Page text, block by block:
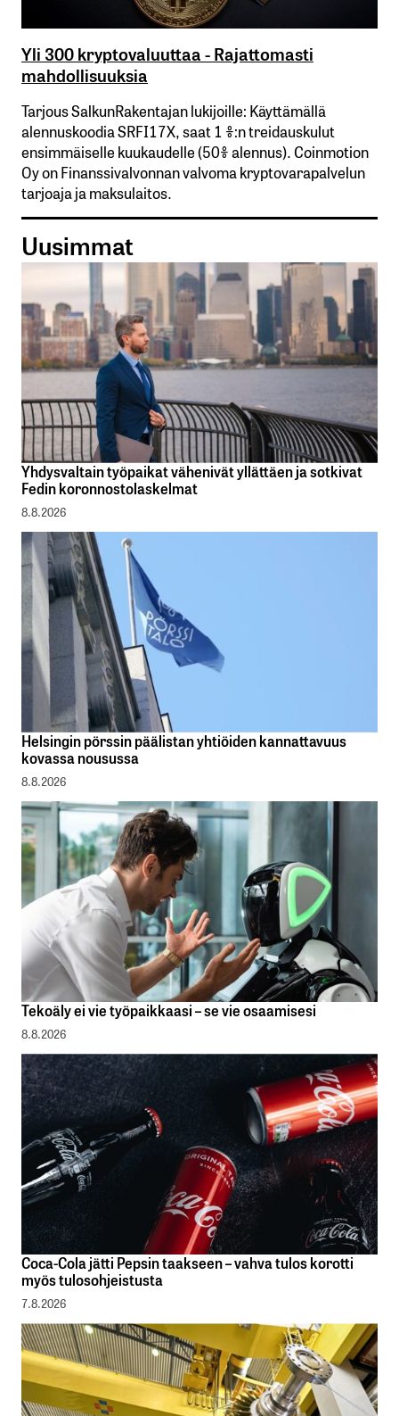
Yli 300 kryptovaluuttaa - Rajattomasti
mahdollisuuksia
Tarjous SalkunRakentajan lukijoille: Käyttämällä​ ​
alennuskoodia​ ​SRFI17X,​ ​saat​ ​1 %:n treidauskulut​ ​
ensimmäiselle​ ​kuukaudelle​ ​(50%​ ​alennus). Coinmotion
Oy on Finanssivalvonnan valvoma kryptovarapalvelun
tarjoaja ja maksulaitos.
Uusimmat
Yhdysvaltain työpaikat vähenivät yllättäen ja sotkivat
Fedin koronnostolaskelmat
8.8.2026
Helsingin pörssin päälistan yhtiöiden kannattavuus
kovassa nousussa
8.8.2026
Tekoäly ei vie työpaikkaasi – se vie osaamisesi
8.8.2026
Coca-Cola jätti Pepsin taakseen – vahva tulos korotti
myös tulosohjeistusta
7.8.2026